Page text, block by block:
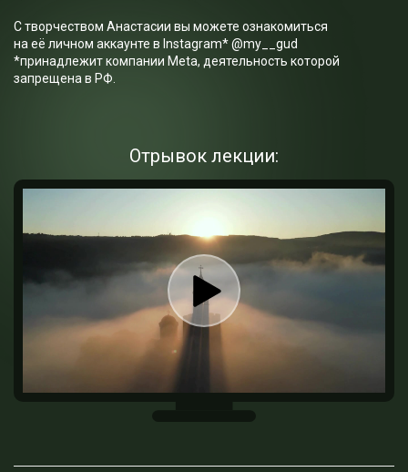
С творчеством Анастасии вы можете ознакомиться
на её личном аккаунте в Instagram* @my__gud
*принадлежит компании Meta, деятельность которой
запрещена в РФ.
Отрывок лекции: